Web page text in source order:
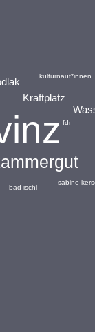
Kraftplatz
fdr
kulturnaut*innen
sabine
bad ischl